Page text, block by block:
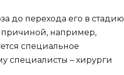
до перехода его в стадию
причиной, например,
специальное
специалисты – хирурги